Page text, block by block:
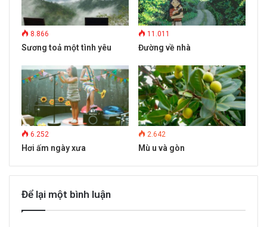
8.866
Sương toả một tình yêu
11.011
Đường về nhà
6.252
Hơi ấm ngày xưa
2.642
Mù u và gòn
Để lại một bình luận